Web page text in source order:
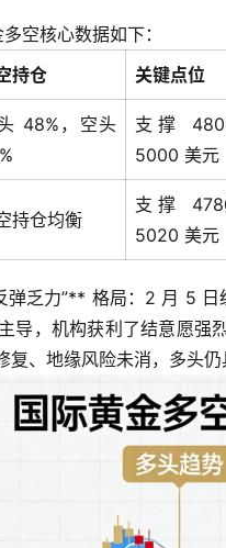
空核心数据如下：
持仓 关键点位
48%，空头
支撑
5000 美元
持仓均衡
支撑
5020 美元
弹乏力”** 格局：2 月 5
导，机构获利了结意愿强
、地缘风险未消，多头